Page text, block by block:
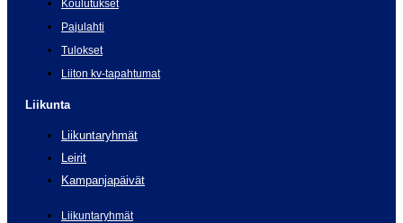
Koulutukset
Pajulahti
Tulokset
Liiton kv-tapahtumat
Liikunta
Liikuntaryhmät
Leirit
Kampanjapäivät
Liikuntaryhmät